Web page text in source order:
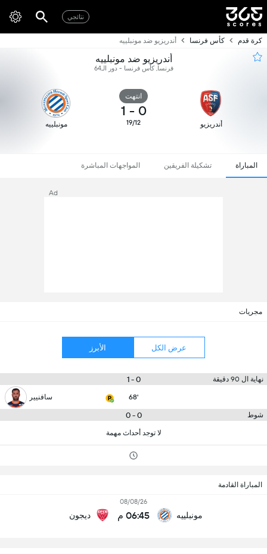
نتائجي
كرة قدم كأس فرنسا أندريزيو ضد مونبلييه
أندريزيو ضد مونبلييه
فرنسا, كأس فرنسا - دور الـ64
أندريزيو
انتهت
0
-
1
19/12 مونبلييه
المباراة تشكيلة الفريقين المواجهات المباشرة
Ad
مجريات
عرض الكل الأبرز
نهاية ال 90 دقيقة 0 - 1
68' سافنيير
شوط 0 - 0
لا توجد أحداث مهمة
المباراة القادمة
مونبلييه
08/08/26
06:45 م ديجون